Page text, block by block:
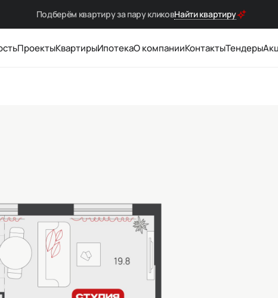
Подберём квартиру за пару кликовНайти квартиру
ПроектыКвартирыИпотекаО компанииКонтактыТендеры